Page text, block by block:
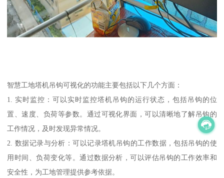
智慧工地塔机吊钩可视化的功能主要包括以下几个方面：
1. 实时监控：可以实时监控塔机吊钩的运行状态，包括吊钩的位
置、速度、负荷等参数。通过可视化界面，可以清晰地了解吊钩的
工作情况，及时发现异常情况。
2. 数据记录与分析：可以记录塔机吊钩的工作数据，包括吊钩的使
用时间、负荷变化等。通过数据分析，可以评估吊钩的工作效率和
安全性，为工地管理提供参考依据。